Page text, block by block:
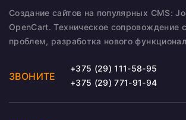
Создание сайтов на популярных CMS:
OpenCart. Техническое сопровождение
проблем, разработка нового
ЗВОНИТЕ
+375 (29) 111-58-95
+375 (29) 771-91-94